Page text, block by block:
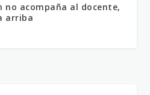
acompaña al docente,
arriba